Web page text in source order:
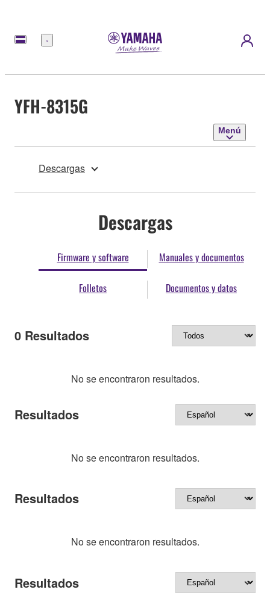
Menú
YFH-8315G
Menú
Descargas
Descargas
Firmware y software Manuales y documentos
Folletos Documentos y datos
0 Resultados
No se encontraron resultados.
Resultados
No se encontraron resultados.
Resultados
No se encontraron resultados.
Resultados